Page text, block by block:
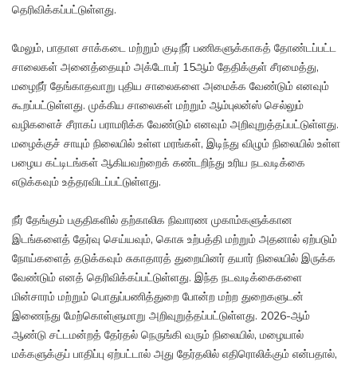
தெரிவிக்கப்பட்டுள்ளது.
மேலும், பாதாள சாக்கடை மற்றும் குடிநீர் பணிகளுக்காகத் தோண்டப்பட்ட
சாலைகள் அனைத்தையும் அக்டோபர் 15ஆம் தேதிக்குள் சீரமைத்து,
மழைநீர் தேங்காதவாறு புதிய சாலைகளை அமைக்க வேண்டும் எனவும்
கூறப்பட்டுள்ளது. முக்கிய சாலைகள் மற்றும் ஆம்புலன்ஸ் செல்லும்
வழிகளைச் சீராகப் பராமரிக்க வேண்டும் எனவும் அறிவுறுத்தப்பட்டுள்ளது.
மழைக்குச் சாயும் நிலையில் உள்ள மரங்கள், இடிந்து விழும் நிலையில் உள்ள
பழைய கட்டிடங்கள் ஆகியவற்றைக் கண்டறிந்து உரிய நடவடிக்கை
எடுக்கவும் உத்தரவிடப்பட்டுள்ளது.
நீர் தேங்கும் பகுதிகளில் தற்காலிக நிவாரண முகாம்களுக்கான
இடங்களைத் தேர்வு செய்யவும், கொசு உற்பத்தி மற்றும் அதனால் ஏற்படும்
நோய்களைத் தடுக்கவும் சுகாதாரத் துறையினர் தயார் நிலையில் இருக்க
வேண்டும் எனத் தெரிவிக்கப்பட்டுள்ளது. இந்த நடவடிக்கைகளை
மின்சாரம் மற்றும் பொதுப்பணித்துறை போன்ற மற்ற துறைகளுடன்
இணைந்து மேற்கொள்ளுமாறு அறிவுறுத்தப்பட்டுள்ளது. 2026-ஆம்
ஆண்டு சட்டமன்றத் தேர்தல் நெருங்கி வரும் நிலையில், மழையால்
மக்களுக்குப் பாதிப்பு ஏற்பட்டால் அது தேர்தலில் எதிரொலிக்கும் என்பதால்,